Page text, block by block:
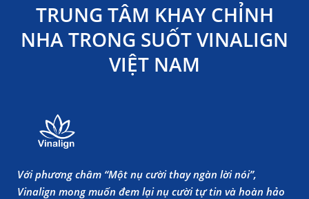
TRUNG TÂM KHAY CHỈNH
NHA TRONG SUỐT VINALIGN
VIỆT NAM
Với phương châm “Một nụ cười thay ngàn lời nói”,
Vinalign mong muốn đem lại nụ cười tự tin và hoàn hảo